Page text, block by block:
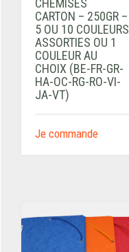
CHEMISES
CARTON – 250GR –
5 OU 10 COULEURS
ASSORTIES OU 1
COULEUR AU
CHOIX (BE-FR-GR-
HA-OC-RG-RO-VI-
JA-VT)
Je commande